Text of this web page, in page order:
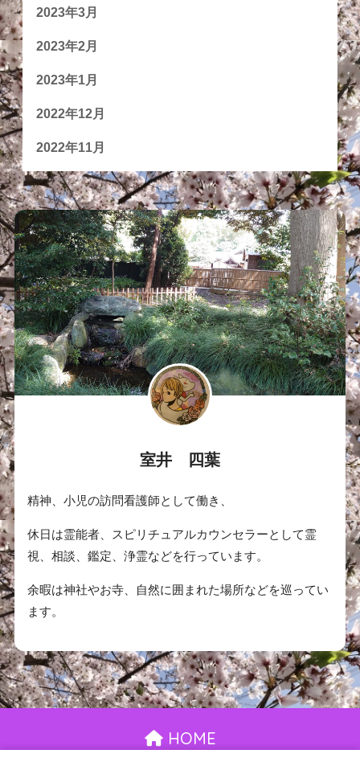
2023年3月
2023年2月
2023年1月
2022年12月
2022年11月
室井 四葉
精神、小児の訪問看護師として働き、
休日は霊能者、スピリチュアルカウンセラーとして霊
視、相談、鑑定、浄霊などを行っています。
余暇は神社やお寺、自然に囲まれた場所などを巡ってい
ます。
HOME